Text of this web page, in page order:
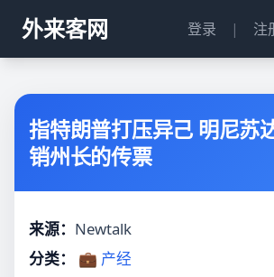
外来客网 登录 | 注
指特朗普打压异己 明尼苏
销州长的传票
来源： Newtalk
分类：
💼 产经